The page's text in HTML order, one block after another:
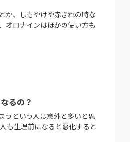
か、しもやけや赤ぎれの時な
オロナインはほかの使い方も
るの？
うという人は意外と多いと思
も生理前になると悪化すると